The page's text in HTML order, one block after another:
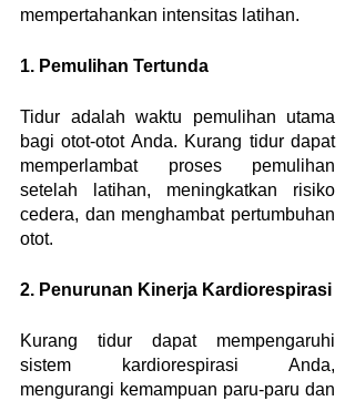
mempertahankan intensitas latihan.
1. Pemulihan Tertunda
Tidur adalah waktu pemulihan utama
bagi otot-otot Anda. Kurang tidur dapat
memperlambat proses pemulihan
setelah latihan, meningkatkan risiko
cedera, dan menghambat pertumbuhan
otot.
2. Penurunan Kinerja Kardiorespirasi
Kurang tidur dapat mempengaruhi
sistem kardiorespirasi Anda,
mengurangi kemampuan paru-paru dan